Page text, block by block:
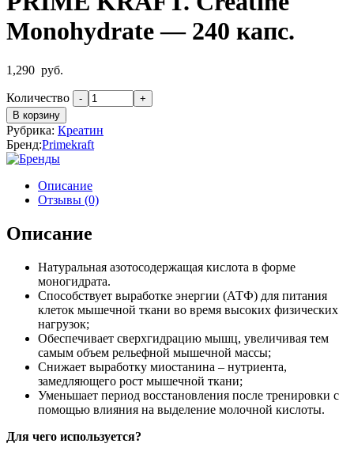
Monohydrate — 240 капс.
1,290 руб.
Количество
В корзину
Рубрика: Креатин
Бренд:Primekraft
Описание
Отзывы (0)
Описание
Натуральная азотосодержащая кислота в форме
моногидрата.
Способствует выработке энергии (АТФ) для питания
клеток мышечной ткани во время высоких физических
нагрузок;
Обеспечивает сверхгидрацию мышц, увеличивая тем
самым объем рельефной мышечной массы;
Снижает выработку миостанина – нутриента,
замедляющего рост мышечной ткани;
Уменьшает период восстановления после тренировки с
помощью влияния на выделение молочной кислоты.
Для чего используется?